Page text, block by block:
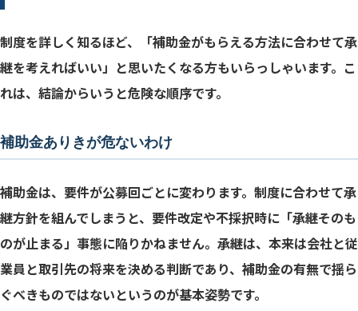
制度を詳しく知るほど、「補助金がもらえる方法に合わせて承
継を考えればいい」と思いたくなる方もいらっしゃいます。こ
れは、結論からいうと危険な順序です。
補助金ありきが危ないわけ
補助金は、要件が公募回ごとに変わります。制度に合わせて承
継方針を組んでしまうと、要件改定や不採択時に「承継そのも
のが止まる」事態に陥りかねません。承継は、本来は会社と従
業員と取引先の将来を決める判断であり、補助金の有無で揺ら
ぐべきものではないというのが基本姿勢です。